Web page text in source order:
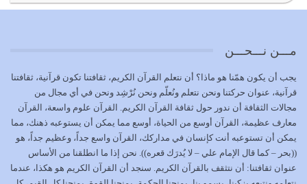
{إِنَّ الدِّينَ عِنْدَ اللَّهِ الْإسْلامُ} الدين الذي شرعه الله للناس في
تتحقق الحقوق للجميع
يوليو 18, 2026
بعض صفات المتقين {الصَّابِرِينَ وَالصَّادِقِينَ وَالْقَانِتِينَ
وَالْمُنْفِقِينَ…
يوليو 17, 2026
مـــن نـــحـــن
يجب أن يكون همّنا هو ماذا؟ أن نتعلم القرآن الكريم، ثقافتنا تكون قرآنية، ثقافتنا
قرآنية، عنوان حركتنا ونحن نتعلم ونُعلّم ونحن نُرْشِد ونحن في أي مجال من
مجالات الثقافة أن ندور حول ثقافة القرآن الكريم. القرآن علوم واسعة، القرآن
معارف عظيمة، القرآن أوسع من الحياة، أوسع مما يمكن أن يستوعبه ذهنك، مما
يمكن أن تستوعبه أنت كإنسان في مداركك، القرآن واسع جداً، وعظيم جداً، هو
((بحر – كما قال الإمام علي – لا يُدرَك قعره)). نحن إذا ما انطلقنا من الأساس
عنوان ثقافتنا: أن نتثقف بالقرآن الكريم. سنجد أن القرآن الكريم هو هكذا، عندما